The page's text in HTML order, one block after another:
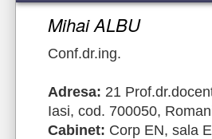
Mihai ALBU
Conf.dr.ing.
Adresa: 21
Iasi, cod. 700050,
Cabinet: Corp EN, sala